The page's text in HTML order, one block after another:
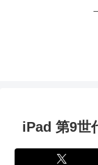
iPad 第9世